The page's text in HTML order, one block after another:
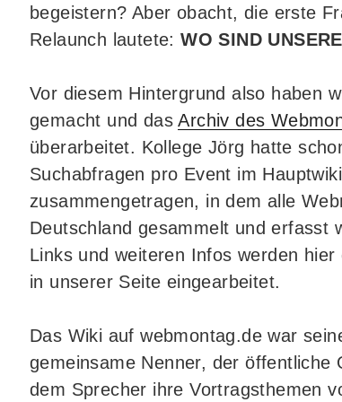
begeistern? Aber obacht, die erste
Relaunch lautete:WO SIND
Vor diesem Hintergrund also haben
gemacht und dasArchiv des
überarbeitet. Kollege Jörg hatte
Suchabfragen pro Event im
zusammengetragen, in dem alle
Deutschland gesammelt und erfasst
Links und weiteren Infos werden
in unserer Seite eingearbeitet.
Das Wiki auf webmontag.de war
gemeinsame Nenner, der öffentliche
dem Sprecher ihre Vortragsthemen